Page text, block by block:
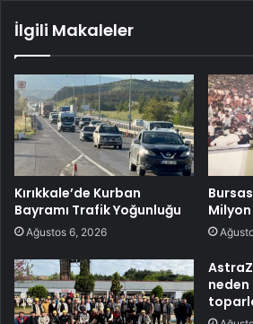
İlgili Makaleler
Kırıkkale’de Kurban
Bayramı Trafik Yoğunluğu
Ağustos 6, 2026
Milyon
neden